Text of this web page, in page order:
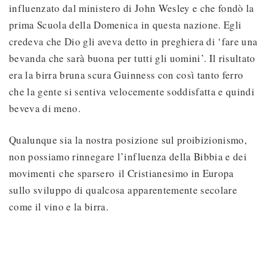
influenzato dal ministero di John Wesley e che fondò la
prima Scuola della Domenica in questa nazione. Egli
credeva che Dio gli aveva detto in preghiera di ‘fare una
bevanda che sarà buona per tutti gli uomini’. Il risultato
era la birra bruna scura Guinness con così tanto ferro
che la gente si sentiva velocemente soddisfatta e quindi
beveva di meno.
Qualunque sia la nostra posizione sul proibizionismo,
non possiamo rinnegare l’influenza della Bibbia e dei
movimenti che sparsero il Cristianesimo in Europa
sullo sviluppo di qualcosa apparentemente secolare
come il vino e la birra.